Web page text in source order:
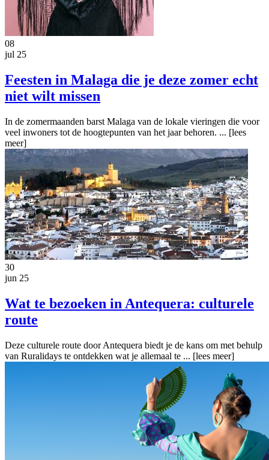
08
jul 25
Feesten in Malaga die je deze zomer echt
niet wilt missen
In de zomermaanden barst Malaga van de lokale vieringen die voor
veel inwoners tot de hoogtepunten van het jaar behoren. ... [lees
meer]
30
jun 25
Wat te bezoeken in Antequera: culturele
route
Deze culturele route door Antequera biedt je de kans om met behulp
van Ruralidays te ontdekken wat je allemaal te ... [lees meer]